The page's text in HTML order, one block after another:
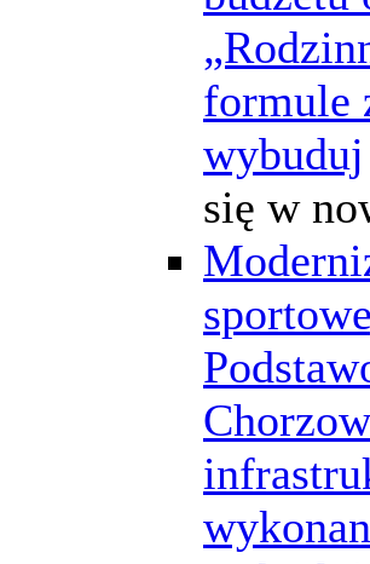
formule
wybuduj
się w